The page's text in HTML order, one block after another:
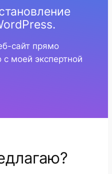
сайт прямо
с моей экспертной